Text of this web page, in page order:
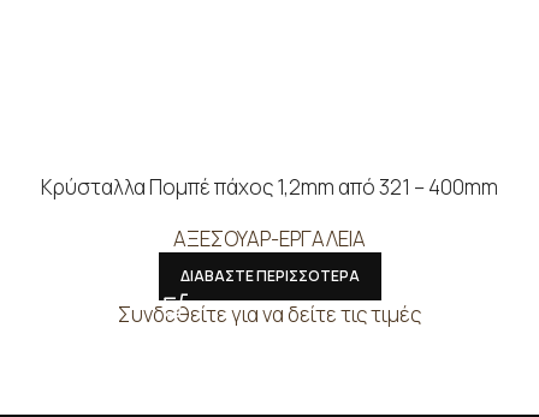
Κρύσταλλα Πομπέ πάχος 1,2mm από 321 – 400mm
ΑΞΕΣΟΥΑΡ-ΕΡΓΑΛΕΙΑ
ΔΙΑΒΑΣΤΕ ΠΕΡΙΣΣΟΤΕΡΑ
Συνδεθείτε για να δείτε τις τιμές